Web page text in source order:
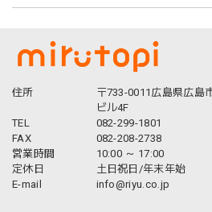
住所
〒733-0011広島県広島
ビル4F
TEL
082-299-1801
FAX
082-208-2738
営業時間
10:00 ～ 17:00
定休日
土日祝日/年末年始
E-mail
info@riyu.co.jp